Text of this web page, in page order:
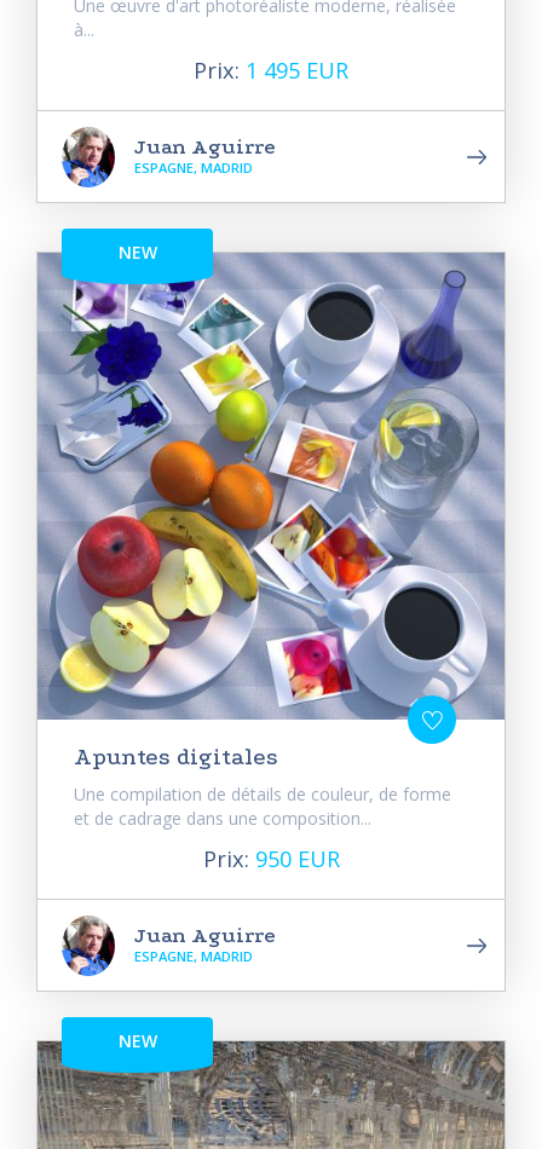
Une œuvre d'art photoréaliste moderne, réalisée
à...
Prix: 1 495 EUR
Juan Aguirre
ESPAGNE, MADRID
NEW
Apuntes digitales
Une compilation de détails de couleur, de forme
et de cadrage dans une composition...
Prix: 950 EUR
Juan Aguirre
ESPAGNE, MADRID
NEW